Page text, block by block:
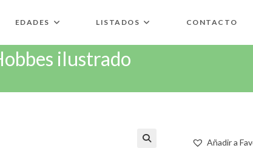
EDADES LISTADOS CONTACTO
ilustrado
Añadir a